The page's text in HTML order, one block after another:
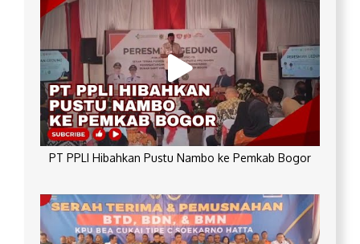
PT PPLI Hibahkan Pustu Nambo ke Pemkab Bogor